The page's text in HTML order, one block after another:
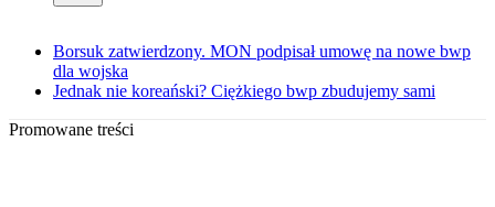
Borsuk zatwierdzony. MON podpisał umowę na nowe bwp
dla wojska
Jednak nie koreański? Ciężkiego bwp zbudujemy sami
Promowane treści